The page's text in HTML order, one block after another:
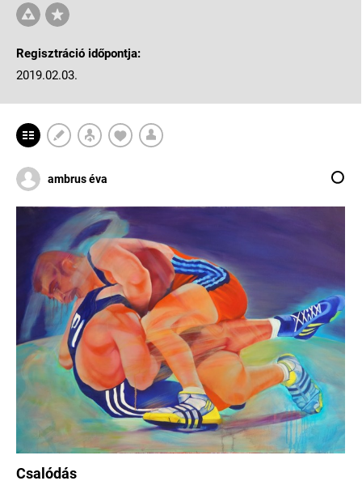
Regisztráció időpontja:
2019.02.03.
ambrus éva
Csalódás